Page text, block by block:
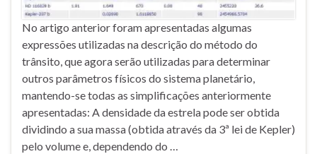
No artigo anterior foram apresentadas algumas
expressões utilizadas na descrição do método do
trânsito, que agora serão utilizadas para determinar
outros parâmetros físicos do sistema planetário,
mantendo-se todas as simplificações anteriormente
apresentadas: A densidade da estrela pode ser obtida
dividindo a sua massa (obtida através da 3ª lei de Kepler)
pelo volume e, dependendo do …